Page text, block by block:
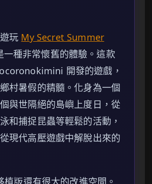
玩 My Secret Summer
一種非常懷舊的體驗。這款
開發的遊戲，
村暑假的精髓。化身為一個
與世隔絕的島嶼上度日，從
和捕捉昆蟲等輕鬆的活動，
現代高壓遊戲中解脫出來的